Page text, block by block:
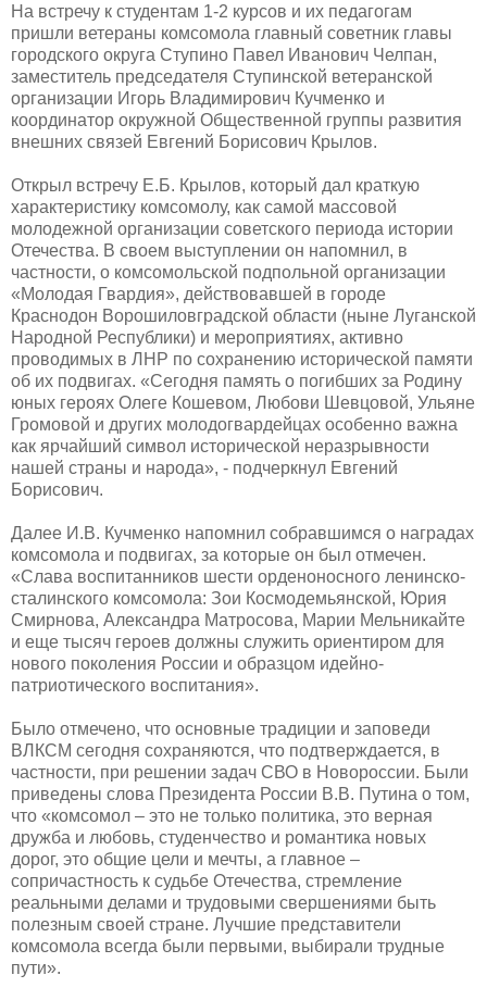
На встречу к студентам 1-2 курсов и их педагогам
пришли ветераны комсомола главный советник главы
городского округа Ступино Павел Иванович Челпан,
заместитель председателя Ступинской ветеранской
организации Игорь Владимирович Кучменко и
координатор окружной Общественной группы развития
внешних связей Евгений Борисович Крылов.
Открыл встречу Е.Б. Крылов, который дал краткую
характеристику комсомолу, как самой массовой
молодежной организации советского периода истории
Отечества. В своем выступлении он напомнил, в
частности, о комсомольской подпольной организации
«Молодая Гвардия», действовавшей в городе
Краснодон Ворошиловградской области (ныне Луганской
Народной Республики) и мероприятиях, активно
проводимых в ЛНР по сохранению исторической памяти
об их подвигах. «Сегодня память о погибших за Родину
юных героях Олеге Кошевом, Любови Шевцовой, Ульяне
Громовой и других молодогвардейцах особенно важна
как ярчайший символ исторической неразрывности
нашей страны и народа», - подчеркнул Евгений
Борисович.
Далее И.В. Кучменко напомнил собравшимся о наградах
комсомола и подвигах, за которые он был отмечен.
«Слава воспитанников шести орденоносного ленинско-
сталинского комсомола: Зои Космодемьянской, Юрия
Смирнова, Александра Матросова, Марии Мельникайте
и еще тысяч героев должны служить ориентиром для
нового поколения России и образцом идейно-
патриотического воспитания».
Было отмечено, что основные традиции и заповеди
ВЛКСМ сегодня сохраняются, что подтверждается, в
частности, при решении задач СВО в Новороссии. Были
приведены слова Президента России В.В. Путина о том,
что «комсомол – это не только политика, это верная
дружба и любовь, студенчество и романтика новых
дорог, это общие цели и мечты, а главное –
сопричастность к судьбе Отечества, стремление
реальными делами и трудовыми свершениями быть
полезным своей стране. Лучшие представители
комсомола всегда были первыми, выбирали трудные
пути».